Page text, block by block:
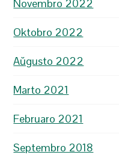
Novembro 2022
Oktobro 2022
Aŭgusto 2022
Marto 2021
Februaro 2021
Septembro 2018